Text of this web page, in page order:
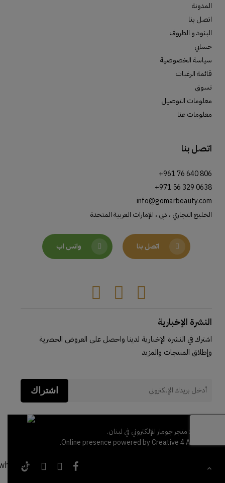
المدونة
اتصل بنا
البنود و الظروف
حسابي
سياسة الخصوصية
قائمة الرغبات
تسوق
معلومات التوصيل
معلومات عنا
اتصل بنا
+961 76 640 806
+971 56 329 0638
info@gomarbeauty.com
الخليج التجاري ، دبي ، الإمارات العربية المتحدة
اتصل بنا واتس اب
FacebookInstagramTiktok
النشرة الإخبارية
اشترك في النشرة الإخبارية لدينا واحصل على العروض الحصرية
وإطلاق المنتجات والمزيد
اشتراك
Online presence powered by Creative 4 All s.a.r.l.
facebook
instagram
whatsapp
tiktok